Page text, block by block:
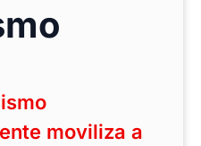
moviliza a